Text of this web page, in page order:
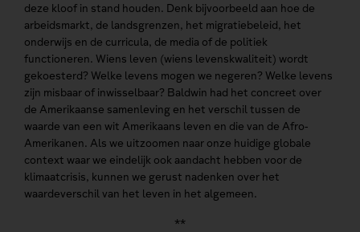
deze kloof in stand houden. Denk bijvoorbeeld aan hoe de
arbeidsmarkt, de landsgrenzen, het migratiebeleid, het
onderwijs en de curricula, de media of de politiek
functioneren. Wiens leven (wiens levenskwaliteit) wordt
gekoesterd? Welke levens mogen we negeren? Welke levens
zijn misbaar of inwisselbaar? Baldwin had het concreet over
de Amerikaanse samenleving en het verschil tussen de
waarde van een wit Amerikaans leven en die van de Afro-
Amerikanen. Als we uitzoomen naar onze huidige globale
context waar we eindelijk ook aandacht hebben voor de
klimaatcrisis, kunnen we gerust nadenken over het
waardeverschil van het leven in het algemeen.
**